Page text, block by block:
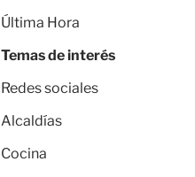
Última Hora
Temas de interés
Redes sociales
Alcaldías
Cocina